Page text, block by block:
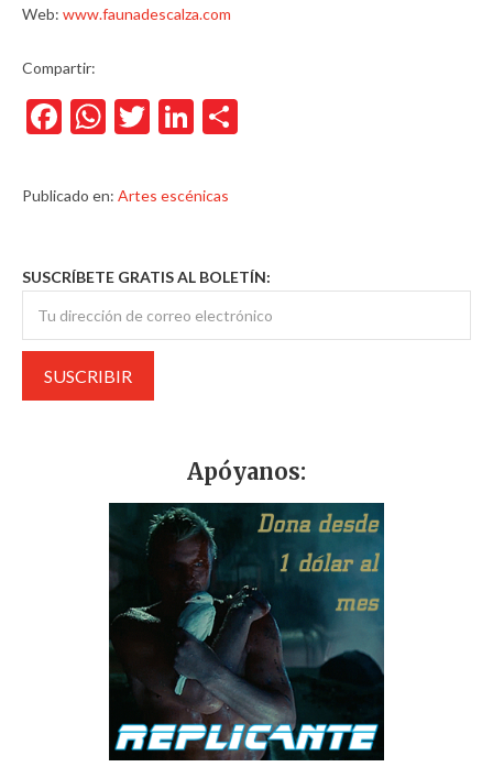
Web: www.faunadescalza.com
Compartir:
Facebook
WhatsApp
TwitterLinkedIn
Publicado en: Artes escénicas
SUSCRÍBETE GRATIS AL BOLETÍN:
Apóyanos: